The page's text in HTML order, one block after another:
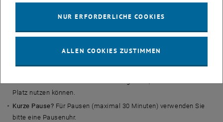
Nach dem Einstieg in anny.eu: "Erkunden" und den gewünschten
Gruppenarbeitsraum/Lernplatz auswählen
Minuten nach Beginn des Zeitslots automatisch storniert.
Platz nutzen können.
Kurze Pause? Für Pausen (maximal 30 Minuten) verwenden Sie
bitte eine Pausenuhr.
NUR ERFORDERLICHE COOKIES
ALLEN COOKIES ZUSTIMMEN